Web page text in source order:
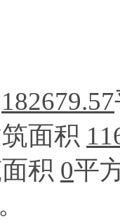
182679.57
面积
积 0平